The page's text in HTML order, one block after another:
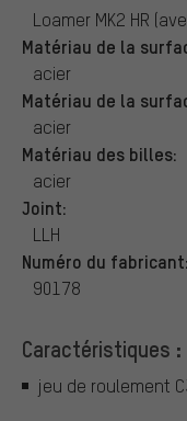
Loamer MK2 HR
Matériau de la
acier
Matériau de la
acier
Matériau des billes:
acier
Joint:
LLH
Numéro du fabricant:
90178
Caractéristiques :
jeu de roulement